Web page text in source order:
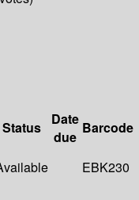
Status
Date
due
Barcode
EBK230